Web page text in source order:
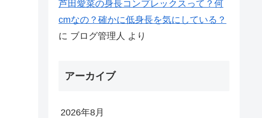
芦田愛菜の身長コンプレックスって？何
cmなの？確かに低身長を気にしている？
に ブログ管理人 より
アーカイブ
2026年8月